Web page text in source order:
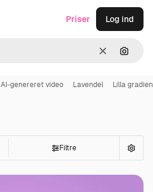
Klar Søg
Priser Log ind
AI-genereret video Lavendel Lilla
Filtre